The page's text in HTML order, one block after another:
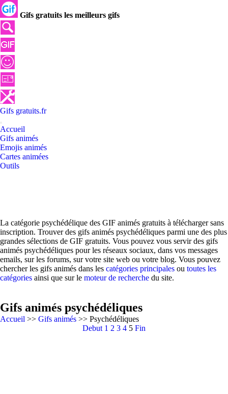
Gifs gratuits les meilleurs gifs
Gifs gratuits.fr
Accueil
Gifs animés
Emojis animés
Cartes animées
Outils
La catégorie psychédélique des GIF animés gratuits à télécharger sans
inscription. Trouver des gifs animés psychédéliques parmi une des plus
grandes sélections de GIF gratuits. Vous pouvez vous servir des gifs
animés psychédéliques pour les réseaux sociaux, dans vos messages
emails, sur les forums, sur votre site web ou votre blog. Vous pouvez
chercher les gifs animés dans les catégories principales ou toutes les
catégories ainsi que sur le moteur de recherche du site.
Gifs animés psychédéliques
Accueil >> Gifs animés >> Psychédéliques
Debut 1 2 3 4 5 Fin